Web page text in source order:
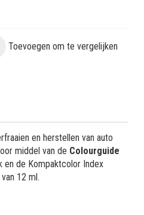
Toevoegen om te vergelijken
en herstellen van auto
middel van de Colourguide
en de Kompaktcolor Index
12 ml.